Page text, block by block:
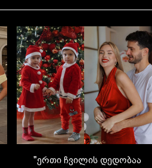
"ერთი ჩვილის დედობაა